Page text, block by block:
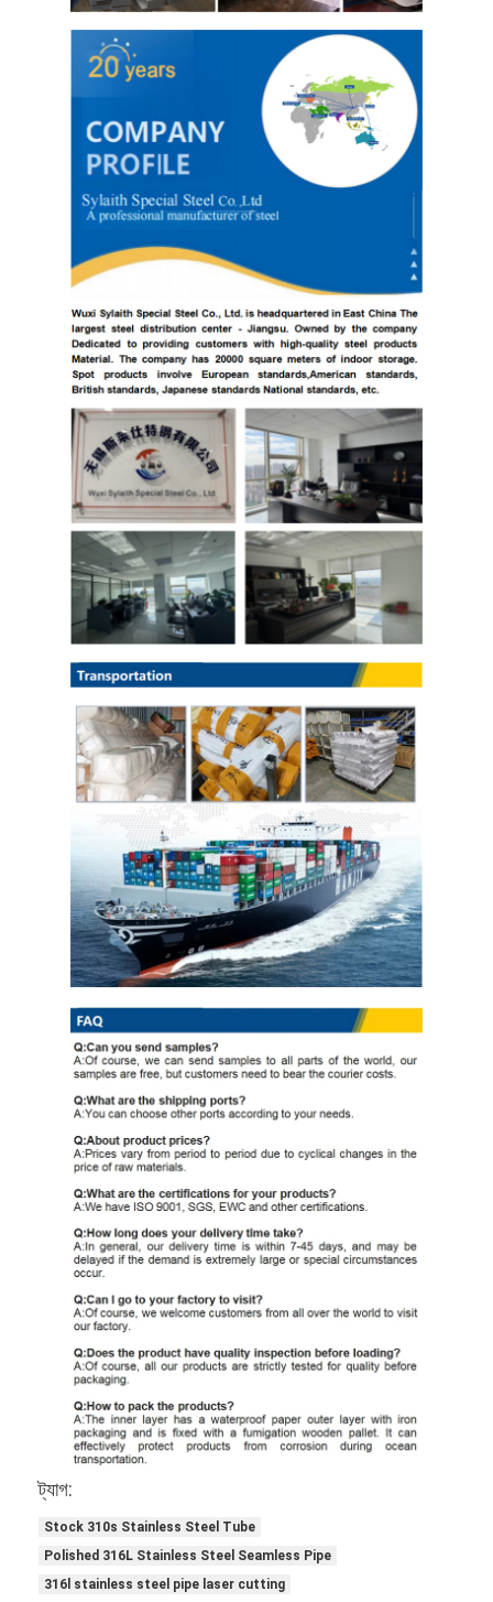
304 স্টেইনলেস স্টীল শীট
304 স্টেইনলেস স্টীল পাইপ
316L স্টেইনলেস স্টীল পাইপ
2205 স্টেইনলেস স্টীল প্লেট
পোলিশ স্টেইনলেস স্টীল প্লেট
আলংকারিক স্টেইনলেস স্টীল টিউব
স্টেইনলেস স্টীল বার
তামা উপাদান
Ppgi গ্যালভানাইজড স্টিল কয়েল
ট্যাগ:
Stock 310s Stainless Steel Tube
Polished 316L Stainless Steel Seamless Pipe
316l stainless steel pipe laser cutting